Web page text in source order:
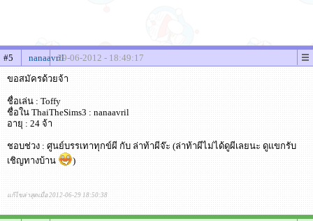
#5 nanaavril29-06-2012 - 18:49:17
ขอสมัครด้วยจ้า
ชื่อเล่น : Toffy
ชื่อใน ThaiTheSims3 : nanaavril
อายุ : 24 จ้า
ชอบช่วง : ศูนย์บรรเทาทุกข์ผี กับ ล่าท้าผีจ๊ะ (ล่าท้าผีไม่ได้ดูผีเลยนะ ดูแขกรับ
เชิญทางบ้าน
)
แก้ไขล่าสุดเมื่อ 2012-06-29 18:50:38